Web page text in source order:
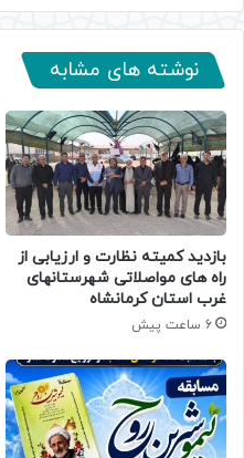
نوشته های مشابه
بازدید کمیته نظارت و ارزیابی از
راه های مواصلاتی شهرستانهای
غرب استان کرمانشاه
6 ساعت پیش